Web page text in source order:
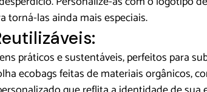
torná-las ainda mais especiais.
práticos e sustentáveis, perfeitos para
ecobags feitas de materiais orgânicos,